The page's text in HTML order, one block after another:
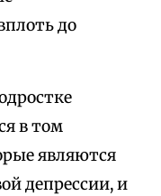
до
в том
являются
депрессии, и